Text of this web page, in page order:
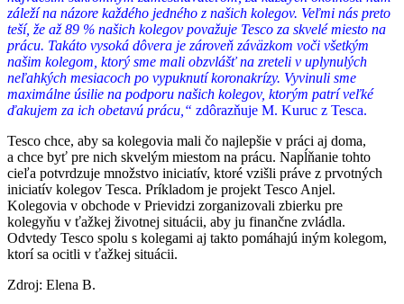
záleží na názore každého jedného z našich kolegov. Veľmi nás preto
teší, že až 89 % našich kolegov považuje Tesco za skvelé miesto na
prácu. Takáto vysoká dôvera je zároveň záväzkom voči všetkým
našim kolegom, ktorý sme mali obzvlášť na zreteli v uplynulých
neľahkých mesiacoch po vypuknutí koronakrízy. Vyvinuli sme
maximálne úsilie na podporu našich kolegov, ktorým patrí veľké
ďakujem za ich obetavú prácu,“ zdôrazňuje M. Kuruc z Tesca.
Tesco chce, aby sa kolegovia mali čo najlepšie v práci aj doma,
a chce byť pre nich skvelým miestom na prácu. Napĺňanie tohto
cieľa potvrdzuje množstvo iniciatív, ktoré vzišli práve z prvotných
iniciatív kolegov Tesca. Príkladom je projekt Tesco Anjel.
Kolegovia v obchode v Prievidzi zorganizovali zbierku pre
kolegyňu v ťažkej životnej situácii, aby ju finančne zvládla.
Odvtedy Tesco spolu s kolegami aj takto pomáhajú iným kolegom,
ktorí sa ocitli v ťažkej situácii.
Zdroj: Elena B.